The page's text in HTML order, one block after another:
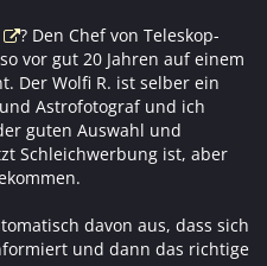
? Den Chef von Teleskop-
vor gut 20 Jahren auf einem
Der Wolfi R. ist selber ein
Astrofotograf und ich
guten Auswahl und
Schleichwerbung ist, aber
davon aus, dass sich
und dann das richtige